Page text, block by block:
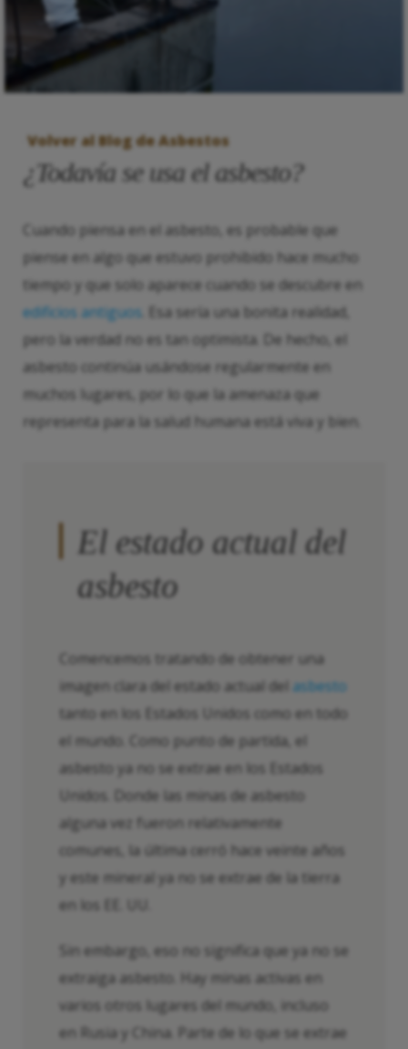
Volver al Blog de Asbestos
¿Todavía se usa el asbesto?
Cuando piensa en el asbesto, es probable que
piense en algo que estuvo prohibido hace mucho
tiempo y que solo aparece cuando se descubre en
edificios antiguos . Esa sería una bonita realidad,
pero la verdad no es tan optimista. De hecho, el
asbesto continúa usándose regularmente en
muchos lugares, por lo que la amenaza que
representa para la salud humana está viva y bien.
El estado actual del
asbesto
Comencemos tratando de obtener una
imagen clara del estado actual del asbesto
tanto en los Estados Unidos como en todo
el mundo. Como punto de partida, el
asbesto ya no se extrae en los Estados
Unidos. Donde las minas de asbesto
alguna vez fueron relativamente
comunes, la última cerró hace veinte años
y este mineral ya no se extrae de la tierra
en los EE. UU.
Sin embargo, eso no significa que ya no se
extraiga asbesto. Hay minas activas en
varios otros lugares del mundo, incluso
en Rusia y China. Parte de lo que se extrae